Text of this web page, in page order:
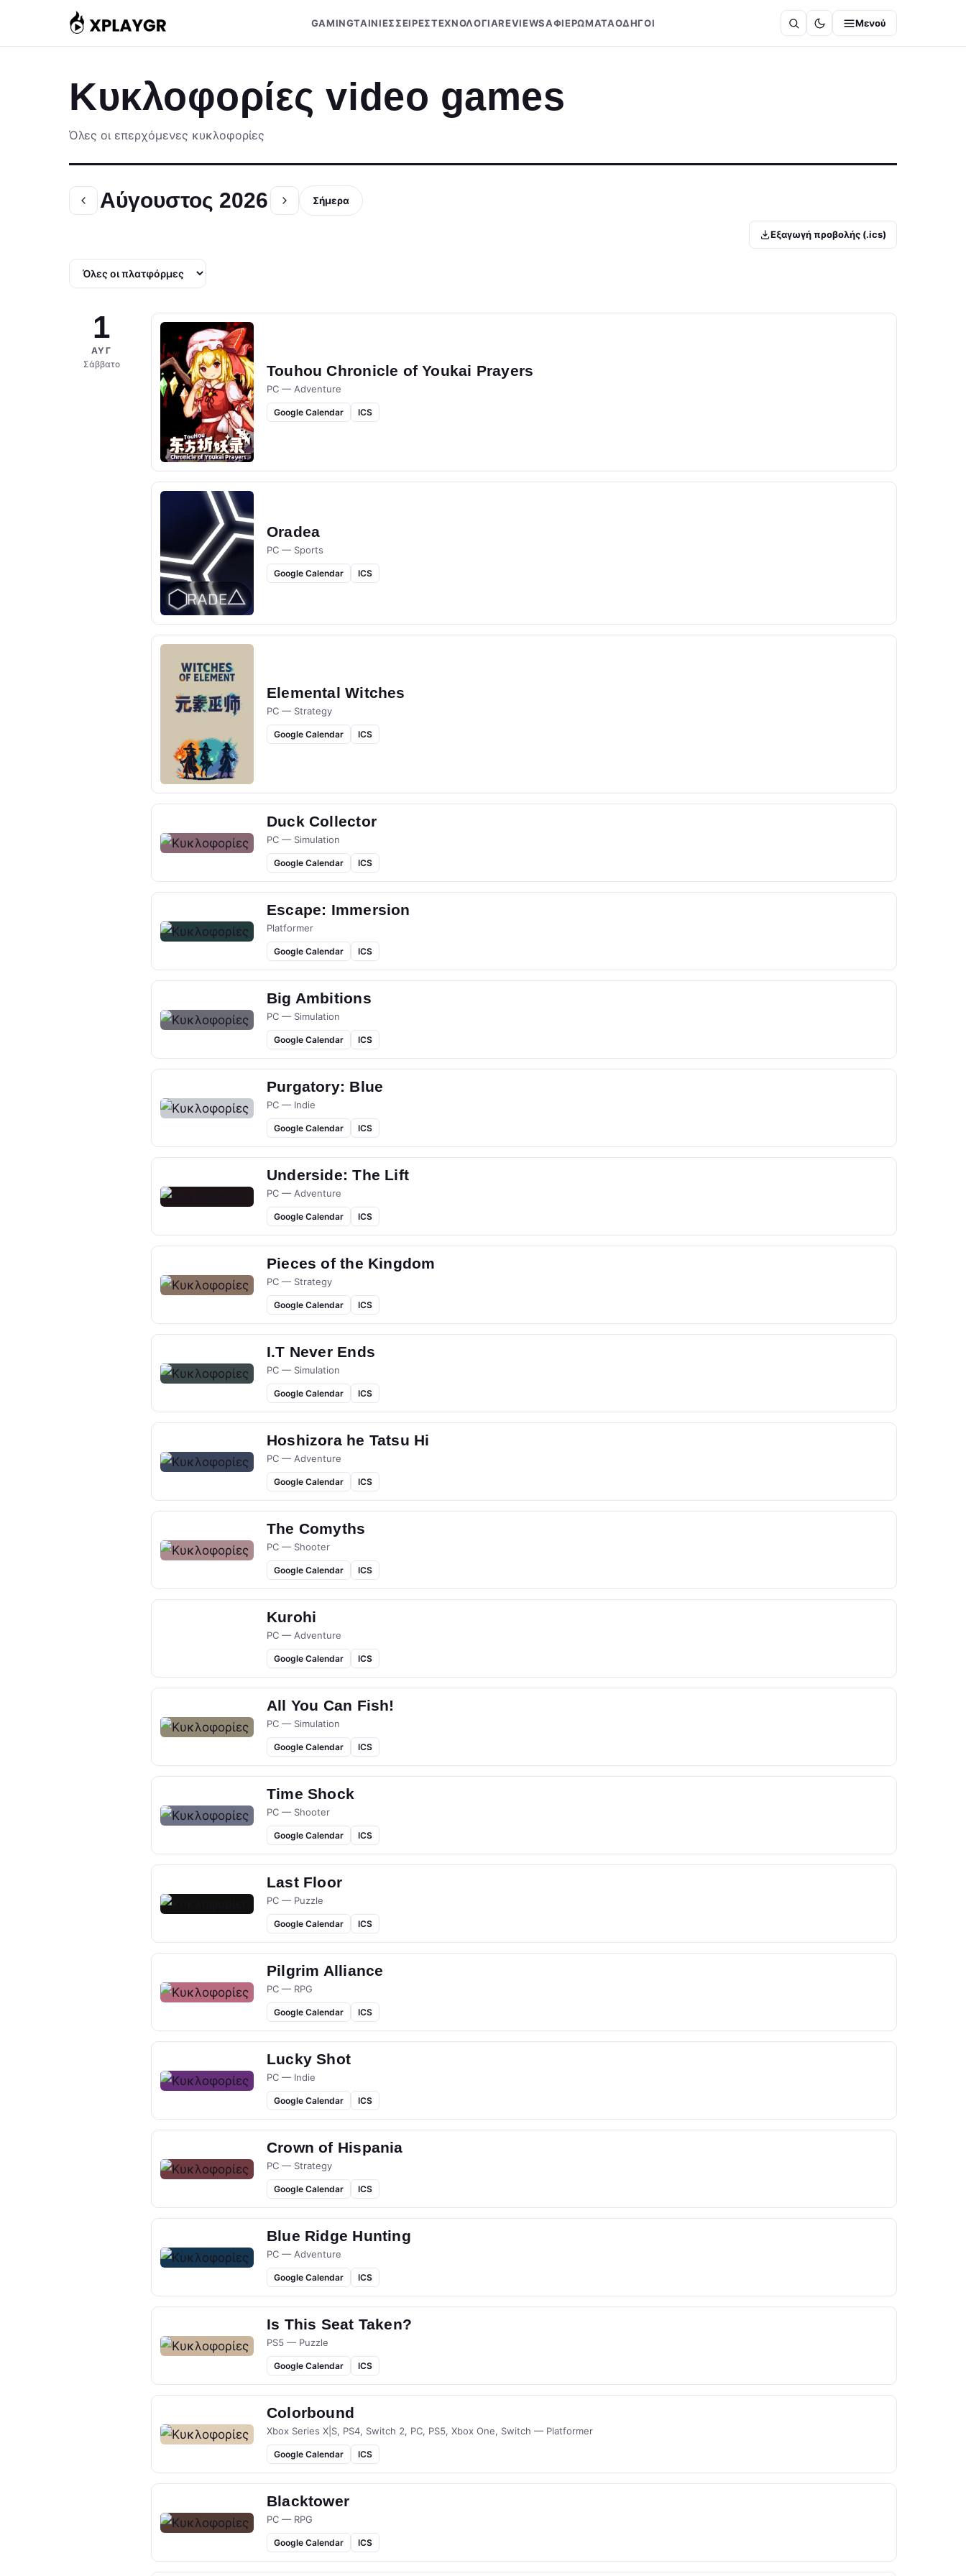
περιεχόμενο
GAMINGΤΑΙΝΙΕΣΣΕΙΡΕΣΤΕΧΝΟΛΟΓΙΑREVIEWSΑΦΙΕΡΩΜΑΤΑΟΔΗΓΟΙ Μενού
Κυκλοφορίες video games
Όλες οι επερχόμενες κυκλοφορίες
Αύγουστος 2026 Σήμερα
Εξαγωγή προβολής (.ics)
1
ΑΥΓ
Σάββατο
Touhou Chronicle of Youkai Prayers
PC — Adventure
Google Calendar ICS
Oradea
PC — Sports
Google Calendar ICS
Elemental Witches
PC — Strategy
Google Calendar ICS
Duck Collector
PC — Simulation
Google Calendar ICS
Escape: Immersion
Platformer
Google Calendar ICS
Big Ambitions
PC — Simulation
Google Calendar ICS
Purgatory: Blue
PC — Indie
Google Calendar ICS
Underside: The Lift
PC — Adventure
Google Calendar ICS
Pieces of the Kingdom
PC — Strategy
Google Calendar ICS
I.T Never Ends
PC — Simulation
Google Calendar ICS
Hoshizora he Tatsu Hi
PC — Adventure
Google Calendar ICS
The Comyths
PC — Shooter
Google Calendar ICS
Kurohi
PC — Adventure
Google Calendar ICS
All You Can Fish!
PC — Simulation
Google Calendar ICS
Time Shock
PC — Shooter
Google Calendar ICS
Last Floor
PC — Puzzle
Google Calendar ICS
Pilgrim Alliance
PC — RPG
Google Calendar ICS
Lucky Shot
PC — Indie
Google Calendar ICS
Crown of Hispania
PC — Strategy
Google Calendar ICS
Blue Ridge Hunting
PC — Adventure
Google Calendar ICS
Is This Seat Taken?
PS5 — Puzzle
Google Calendar ICS
Colorbound
Xbox Series X|S, PS4, Switch 2, PC, PS5, Xbox One, Switch — Platformer
Google Calendar ICS
Blacktower
PC — RPG
Google Calendar ICS